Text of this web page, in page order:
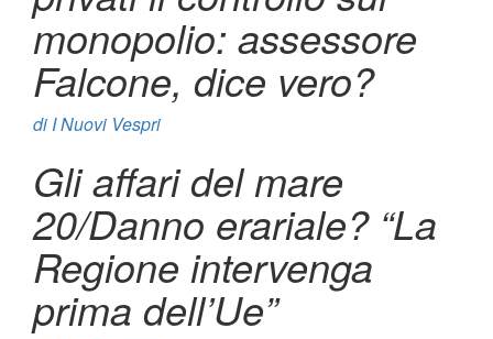
monopolio: assessore
Falcone, dice vero?
di I Nuovi Vespri
Gli affari del mare
20/Danno erariale? “La
Regione intervenga
prima dell’Ue”